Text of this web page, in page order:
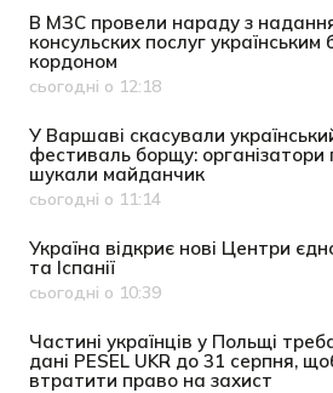
В МЗС провели нараду з
консульских послуг українським
кордоном
Дата публікації
сьогодні о 12:18
У Варшаві скасували
фестиваль борщу: організатори
шукали майданчик
Дата публікації
сьогодні о 11:14
Україна відкриє нові Центри
та Іспанії
Дата публікації
сьогодні о 10:39
Частині українців у Польщі
дані PESEL UKR до 31 серпня,
втратити право на захист